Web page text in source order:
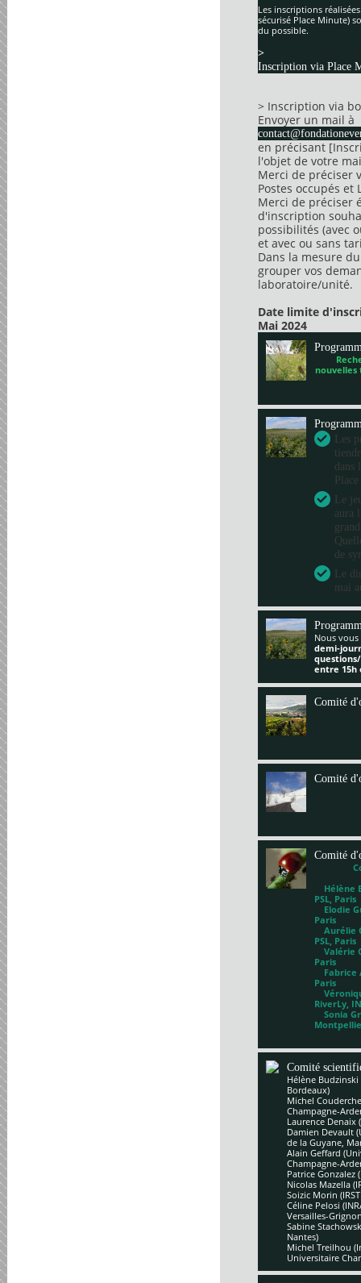
Les inscriptions
sécurisé Place Minute)
du possible.
>
Inscription via Place
> Inscription via
Envoyer un mail à
en précisant
l'objet de votre
Merci de préciser
Postes occupés et
Merci de préciser
d'inscription
possibilités (avec
et avec ou sans
Dans la mesure
grouper vos
laboratoire/unité.
Date limite
Mai 2024
nouvelles
Les
dans
Le
aura
de
Le
mai
Nous
demi-
entre 15h
Comité
Comité
Comité
Hélène
PSL, Paris
Elodie
Paris
Aurélie
PSL, Paris
Valérie
Paris
Fabrice
Paris
RiverLy,
Sonia
Comité
Hélène
Bordeaux)
Michel
Champagne-
Laurence Denaix
Damien Devault
de la Guyane,
Alain Geffard
Champagne-
Patrice Gonzalez
Nicolas Mazella
Soizic Morin
Céline Pelosi
Versailles-
Sabine
Nantes)
Michel Treilhou
Universitaire